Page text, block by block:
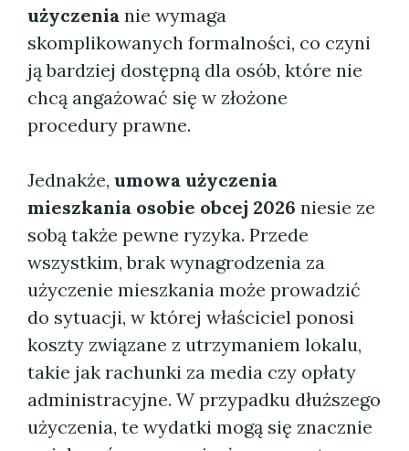
użyczenia nie wymaga
skomplikowanych formalności, co czyni
ją bardziej dostępną dla osób, które nie
chcą angażować się w złożone
procedury prawne.
Jednakże, umowa użyczenia
mieszkania osobie obcej 2026 niesie ze
sobą także pewne ryzyka. Przede
wszystkim, brak wynagrodzenia za
użyczenie mieszkania może prowadzić
do sytuacji, w której właściciel ponosi
koszty związane z utrzymaniem lokalu,
takie jak rachunki za media czy opłaty
administracyjne. W przypadku dłuższego
użyczenia, te wydatki mogą się znacznie